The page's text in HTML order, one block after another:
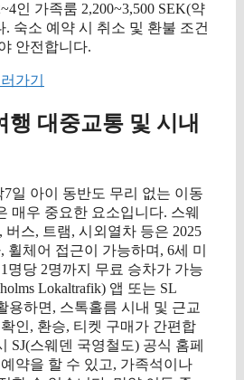
인 가족룸 2,200~3,500 SEK(약
. 숙소 예약 시 취소 및 환불 조건
안전합니다.
가기
행 대중교통 및 시내
일 아이 동반도 무리 없는 이동
매우 중요한 요소입니다. 스웨
버스, 트램, 시외열차 등은 2025
휠체어 접근이 가능하며, 6세 미
명당 2명까지 무료 승차가 가능
Lokaltrafik) 앱 또는 SL
용하면, 스톡홀름 시내 및 근교
인, 환승, 티켓 구매가 간편합
SJ(스웨덴 국영철도) 공식 홈페
약을 할 수 있고, 가족석이나